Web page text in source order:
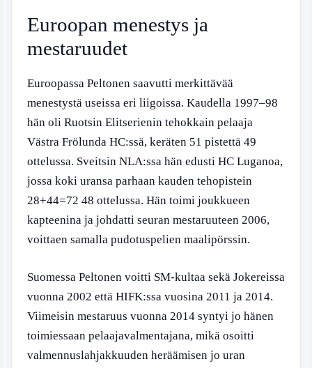
Euroopan menestys ja
mestaruudet
Euroopassa Peltonen saavutti merkittävää
menestystä useissa eri liigoissa. Kaudella 1997–98
hän oli Ruotsin Elitserienin tehokkain pelaaja
Västra Frölunda HC:ssä, keräten 51 pistettä 49
ottelussa. Sveitsin NLA:ssa hän edusti HC Luganoa,
jossa koki uransa parhaan kauden tehopistein
28+44=72 48 ottelussa. Hän toimi joukkueen
kapteenina ja johdatti seuran mestaruuteen 2006,
voittaen samalla pudotuspelien maalipörssin.
Suomessa Peltonen voitti SM-kultaa sekä Jokereissa
vuonna 2002 että HIFK:ssa vuosina 2011 ja 2014.
Viimeisin mestaruus vuonna 2014 syntyi jo hänen
toimiessaan pelaajavalmentajana, mikä osoitti
valmennuslahjakkuuden heräämisen jo uran